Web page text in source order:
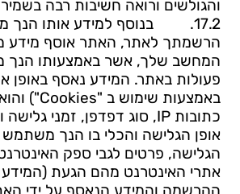
והגולשים ורואה חשיבות רבה
17.2.
בנוסף למידע אותו הנך
הרשמתך לאתר, האתר אוסף מידע
המחשב שלך, אשר באמצעותו הנך
פעולות באתר. המידע נאסף באופן
באמצעות שימוש ב "Cookies
")
כתובות IP, סוג דפדפן, זמני גלישה
אופן הגלישה והכלי בו הנך
הגלישה, פרטים לגבי ספק
אתרי האינטרנט מהם הגעת